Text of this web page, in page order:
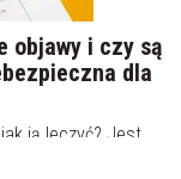
objawy i czy są
dla
ją leczyć? Jest